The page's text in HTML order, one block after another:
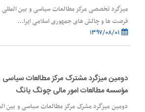
میزگرد تخصصی مرکز مطالعات سیاسی و بین المللی
فرصت ها و چالش های جمهوری اسلامی ایرا...
دومین میزگرد مشترک مرکز مطالعات سیاسی
مؤسسه مطالعات امور مالی چونگ یانگ
دومین میزگرد مشرک مرکز مطالعات سیاسی و بین